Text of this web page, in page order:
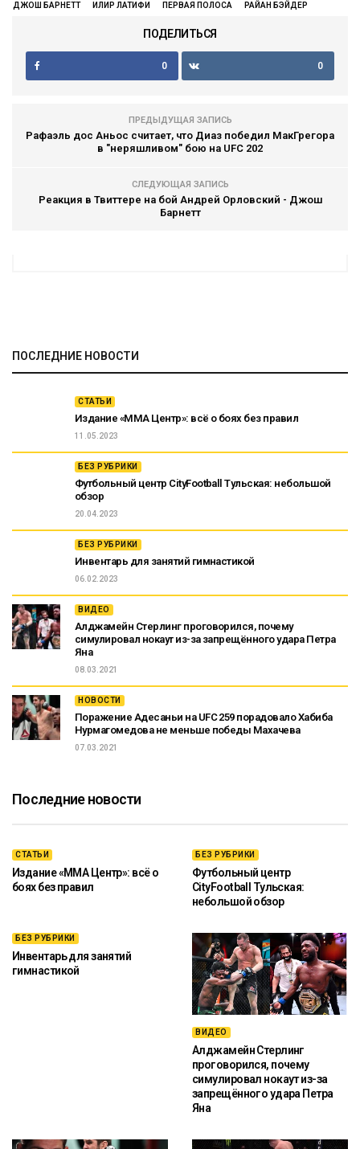
ДЖОШ БАРНЕТТ ИЛИР ЛАТИФИ ПЕРВАЯ ПОЛОСА РАЙАН БЭЙДЕР
ПОДЕЛИТЬСЯ
0 0
ПРЕДЫДУЩАЯ ЗАПИСЬ
Рафаэль дос Аньос считает, что Диаз победил МакГрегора
в "неряшливом" бою на UFC 202
СЛЕДУЮЩАЯ ЗАПИСЬ
Реакция в Твиттере на бой Андрей Орловский - Джош
Барнетт
ПОСЛЕДНИЕ НОВОСТИ
СТАТЬИ
Издание «ММА Центр»: всё о боях без правил
11.05.2023
БЕЗ РУБРИКИ
Футбольный центр CityFootball Тульская: небольшой
обзор
20.04.2023
БЕЗ РУБРИКИ
Инвентарь для занятий гимнастикой
06.02.2023
ВИДЕО
Алджамейн Стерлинг проговорился, почему
симулировал нокаут из-за запрещённого удара Петра
Яна
08.03.2021
НОВОСТИ
Поражение Адесаньи на UFC 259 порадовало Хабиба
Нурмагомедова не меньше победы Махачева
07.03.2021
Последние новости
СТАТЬИ
Издание «ММА Центр»: всё о
боях без правил
БЕЗ РУБРИКИ
Футбольный центр
CityFootball Тульская:
небольшой обзор
БЕЗ РУБРИКИ
Инвентарь для занятий
гимнастикой
ВИДЕО
Алджамейн Стерлинг
проговорился, почему
симулировал нокаут из-за
запрещённого удара Петра
Яна